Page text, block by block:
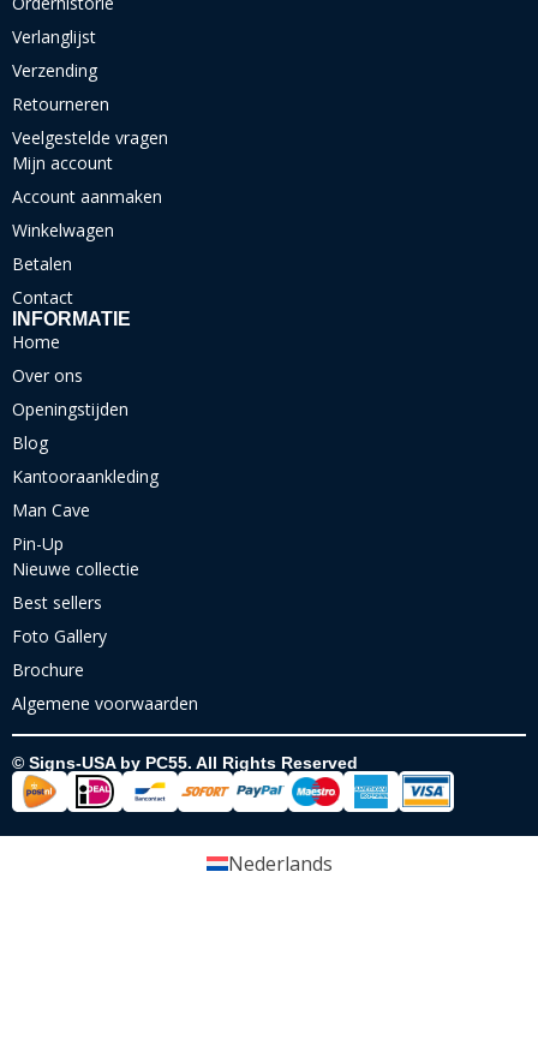
Verlanglijst
Verzending
Retourneren
Veelgestelde vragen
Mijn account
Account aanmaken
Winkelwagen
Betalen
Contact
INFORMATIE
Home
Over ons
Openingstijden
Blog
Kantooraankleding
Man Cave
Pin-Up
Nieuwe collectie
Best sellers
Foto Gallery
Brochure
Algemene voorwaarden
© Signs-USA by PC55. All Rights Reserved
Nederlands